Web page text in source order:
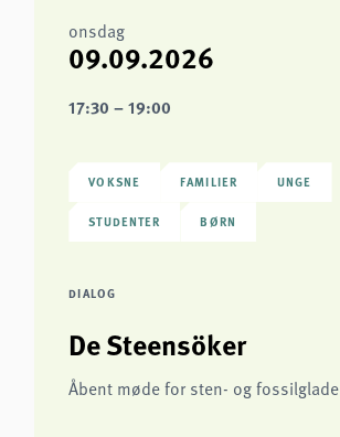
onsdag
09.09.2026
17:30 – 19:00
VOKSNE FAMILIER UNGE
STUDENTER BØRN
DIALOG
De Steensöker
Åbent møde for sten- og fossilglade